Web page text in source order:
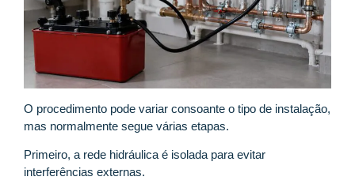
O procedimento pode variar consoante o tipo de instalação,
mas normalmente segue várias etapas.
Primeiro, a rede hidráulica é isolada para evitar
interferências externas.